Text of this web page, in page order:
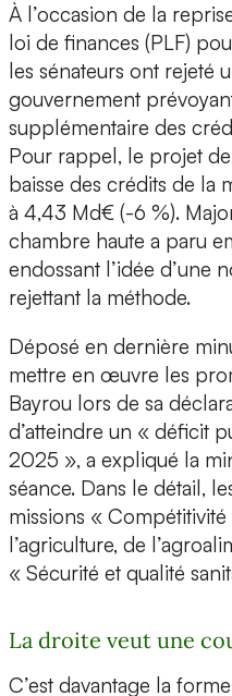
À l’occasion de la
loi de finances (PLF)
les sénateurs ont rejeté
gouvernement
supplémentaire des
Pour rappel, le projet
baisse des crédits de la
à 4,43 Md€ (-6 %).
chambre haute a paru
endossant l’idée d’une
rejettant la méthode.
Déposé en dernière
mettre en œuvre les
Bayrou lors de sa
d’atteindre un « déficit
2025 », a expliqué la
séance. Dans le détail,
missions «
l’agriculture, de
« Sécurité et qualité
La droite veut une
C’est davantage la